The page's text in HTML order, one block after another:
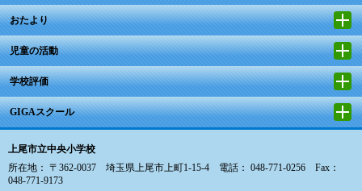
おたより
児童の活動
学校評価
GIGAスクール
上尾市立中央小学校
所在地： 〒362-0037 埼玉県上尾市上町1-15-4 電話： 048-771-0256 Fax：
048-771-9173